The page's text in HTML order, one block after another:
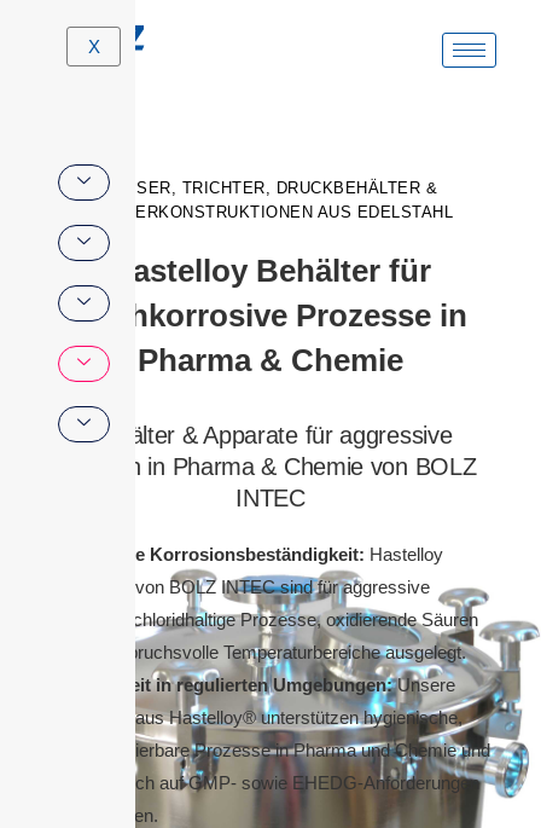
X
FÄSSER, TRICHTER, DRUCKBEHÄLTER &
SONDERKONSTRUKTIONEN AUS EDELSTAHL
Hastelloy Behälter für
hochkorrosive Prozesse in
Pharma & Chemie
Behälter & Apparate für aggressive
Medien in Pharma & Chemie von BOLZ
INTEC
Maximale Korrosionsbeständigkeit: Hastelloy
Behälter von BOLZ INTEC sind für aggressive
Medien, chloridhaltige Prozesse, oxidierende Säuren
und anspruchsvolle Temperaturbereiche ausgelegt.
Sicherheit in regulierten Umgebungen:Unsere
Behälter aus Hastelloy® unterstützen hygienische,
reproduzierbare Prozesse in Pharma und Chemie und
lassen sich auf GMP- sowie EHEDG-Anforderungen
abstimmen.